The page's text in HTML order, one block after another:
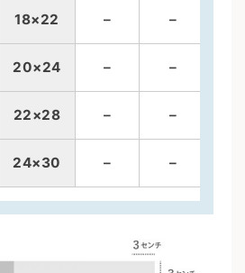
18×22 – –
20×24 – –
22×28 – –
24×30 – –